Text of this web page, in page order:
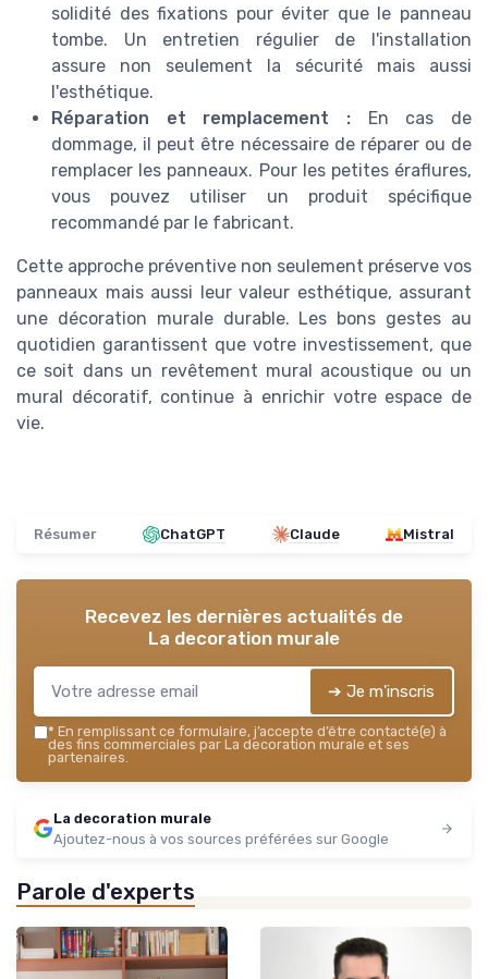
solidité des fixations pour éviter que le panneau
tombe. Un entretien régulier de l'installation
assure non seulement la sécurité mais aussi
l'esthétique.
Réparation et remplacement : En cas de
dommage, il peut être nécessaire de réparer ou de
remplacer les panneaux. Pour les petites éraflures,
vous pouvez utiliser un produit spécifique
recommandé par le fabricant.
Cette approche préventive non seulement préserve vos
panneaux mais aussi leur valeur esthétique, assurant
une décoration murale durable. Les bons gestes au
quotidien garantissent que votre investissement, que
ce soit dans un revêtement mural acoustique ou un
mural décoratif, continue à enrichir votre espace de
vie.
Résumer ChatGPT Claude Mistral
Recevez les dernières actualités de
La decoration murale
➔ Je m'inscris
* En remplissant ce formulaire, j’accepte d’être contacté(e) à
des fins commerciales par La decoration murale et ses
partenaires.
La decoration murale
Ajoutez-nous à vos sources préférées sur Google
Parole d'experts